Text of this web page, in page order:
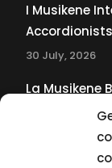
I Musikene
Accordionists
30 July, 2026
La Musikene
Tolliver en el